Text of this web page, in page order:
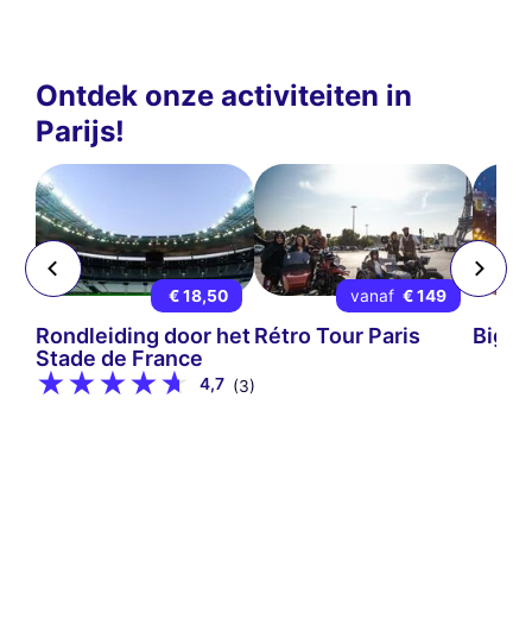
Ontdek onze activiteiten in
Parijs!
€ 18,50
Rondleiding door het
Stade de France
4,7 (3)
vanaf € 149
Rétro Tour Paris Big